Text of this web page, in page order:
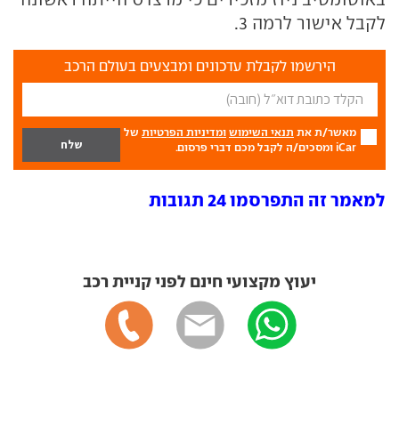
לקבל אישור לרמה 3.
הירשמו לקבלת עדכונים ומבצעים בעולם הרכב
מאשר/ת את תנאי השימוש ומדיניות הפרטיות של
iCar ומסכים/ה לקבל מכם דברי פרסום.
למאמר זה התפרסמו 24 תגובות
יעוץ מקצועי חינם לפני קניית רכב